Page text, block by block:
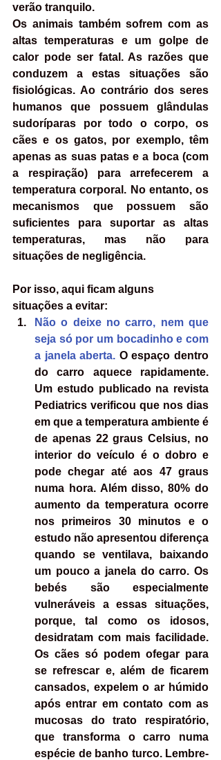
verão tranquilo.
Os animais também sofrem com as
altas temperaturas e um golpe de
calor pode ser fatal. As razões que
conduzem a estas situações são
fisiológicas. Ao contrário dos seres
humanos que possuem glândulas
sudoríparas por todo o corpo, os
cães e os gatos, por exemplo, têm
apenas as suas patas e a boca (com
a respiração) para arrefecerem a
temperatura corporal. No entanto, os
mecanismos que possuem são
suficientes para suportar as altas
temperaturas, mas não para
situações de negligência.
Por isso, aqui ficam alguns
situações a evitar:
Não o deixe no carro, nem que
seja só por um bocadinho e com
a janela aberta. O espaço dentro
do carro aquece rapidamente.
Um estudo publicado na revista
Pediatrics verificou que nos dias
em que a temperatura ambiente é
de apenas 22 graus Celsius, no
interior do veículo é o dobro e
pode chegar até aos 47 graus
numa hora. Além disso, 80% do
aumento da temperatura ocorre
nos primeiros 30 minutos e o
estudo não apresentou diferença
quando se ventilava, baixando
um pouco a janela do carro. Os
bebés são especialmente
vulneráveis a essas situações,
porque, tal como os idosos,
desidratam com mais facilidade.
Os cães só podem ofegar para
se refrescar e, além de ficarem
cansados, expelem o ar húmido
após entrar em contato com as
mucosas do trato respiratório,
que transforma o carro numa
espécie de banho turco. Lembre-